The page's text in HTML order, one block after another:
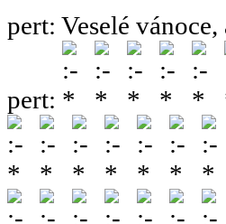
pert: Veselé
pert: